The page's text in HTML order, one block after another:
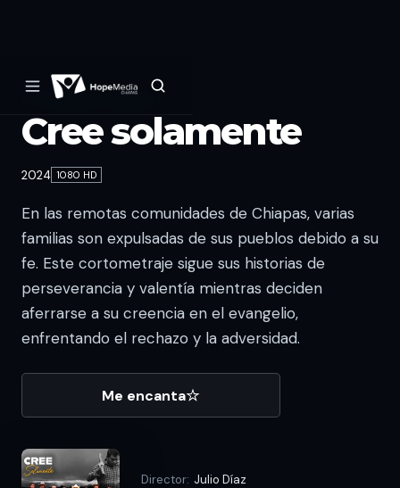
HOPE MEDIA ORIGINAL
Cree solamente
2024 1080 HD
En las remotas comunidades de Chiapas, varias
familias son expulsadas de sus pueblos debido a su
fe. Este cortometraje sigue sus historias de
perseverancia y valentía mientras deciden
aferrarse a su creencia en el evangelio,
enfrentando el rechazo y la adversidad.
Me encanta
Director: Julio Díaz